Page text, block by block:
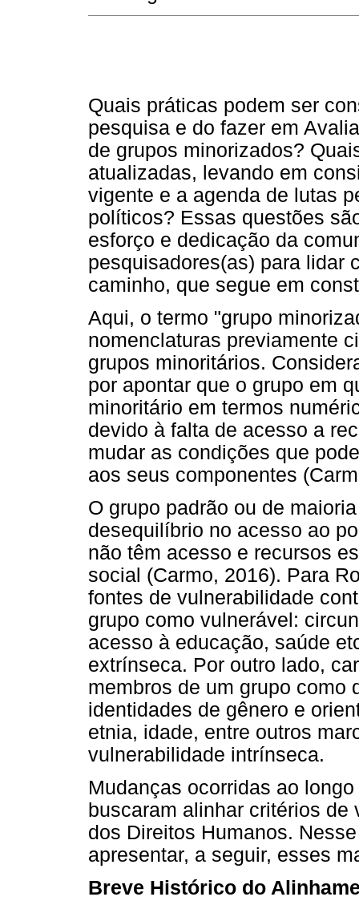
Quais práticas podem ser
pesquisa e do fazer em
de grupos minorizados?
atualizadas, levando em
vigente e a agenda de lutas
políticos? Essas questões
esforço e dedicação da
pesquisadores(as) para lidar
caminho, que segue em
Aqui, o termo "grupo
nomenclaturas previamente
grupos minoritários.
por apontar que o grupo em
minoritário em termos
devido à falta de acesso a
mudar as condições que
aos seus componentes
O grupo padrão ou de
desequilíbrio no acesso ao
não têm acesso e recursos
social (Carmo, 2016). Para
fontes de vulnerabilidade
grupo como vulnerável:
acesso à educação, saúde
extrínseca. Por outro lado,
membros de um grupo como
identidades de gênero e
etnia, idade, entre outros
vulnerabilidade intrínseca.
Mudanças ocorridas ao
buscaram alinhar critérios
dos Direitos Humanos.
apresentar, a seguir, esses
Breve Histórico do